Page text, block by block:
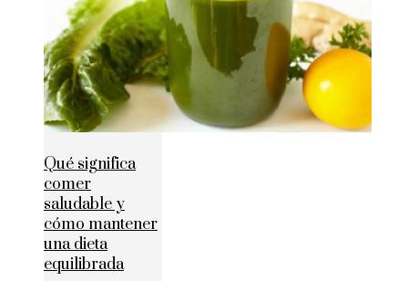
Qué significa
comer
saludable y
cómo mantener
una dieta
equilibrada